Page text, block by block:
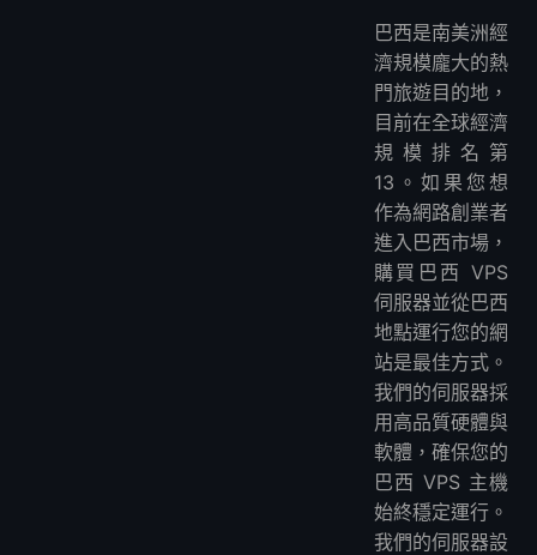
巴西是南美洲經
濟規模龐大的熱
門旅遊目的地，
目前在全球經濟
規模排名第
13。如果您想
作為網路創業者
進入巴西市場，
購買巴西 VPS
伺服器並從巴西
地點運行您的網
站是最佳方式。
我們的伺服器採
用高品質硬體與
軟體，確保您的
巴西 VPS 主機
始終穩定運行。
我們的伺服器設